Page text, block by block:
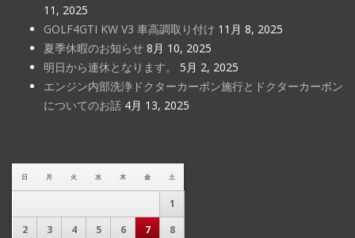
11, 2025
GOLF4GTI KW V3 車高調取り付け 11月 8, 2025
夏季休暇のお知らせ 8月 10, 2025
明日から連休となります。
5月 2, 2025
エンジン内部洗浄ドクターカーボン施行とドクターカーボン
についてのお話 4月 13, 2025
日 月 火 水 木 金 土
1
2
3 4 5 6 7
8